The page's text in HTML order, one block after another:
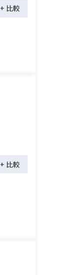
+ 比較
+ 比較